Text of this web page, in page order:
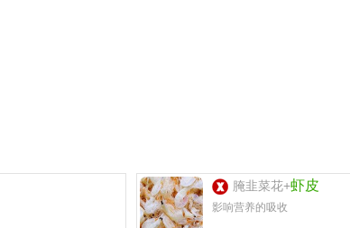
腌韭菜花+虾皮
影响营养的吸收